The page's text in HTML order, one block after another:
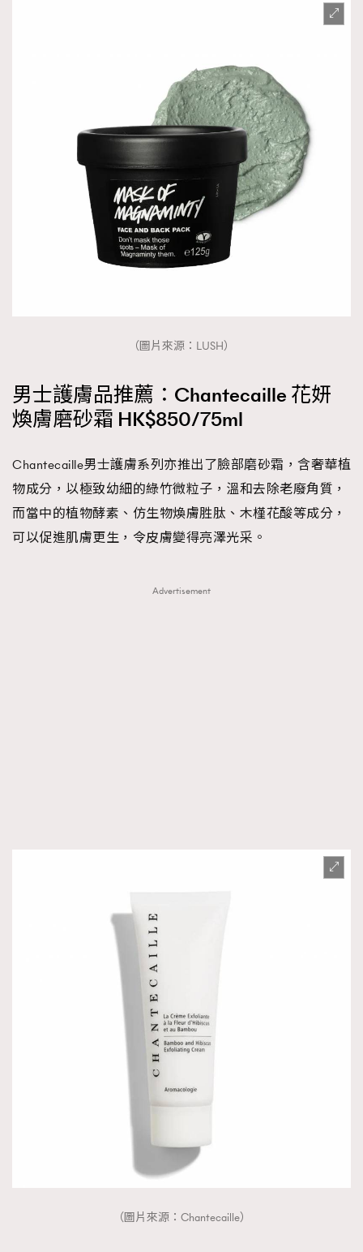
（圖片來源：LUSH）
男士護膚品推薦：Chantecaille 花妍
煥膚磨砂霜 HK$850/75ml
Chantecaille男士護膚系列亦推出了臉部磨砂霜，含奢華植
物成分，以極致幼細的綠竹微粒子，溫和去除老廢角質，
而當中的植物酵素、仿生物煥膚胜肽、木槿花酸等成分，
可以促進肌膚更生，令皮膚變得亮澤光采。
Advertisement
（圖片來源：Chantecaille）